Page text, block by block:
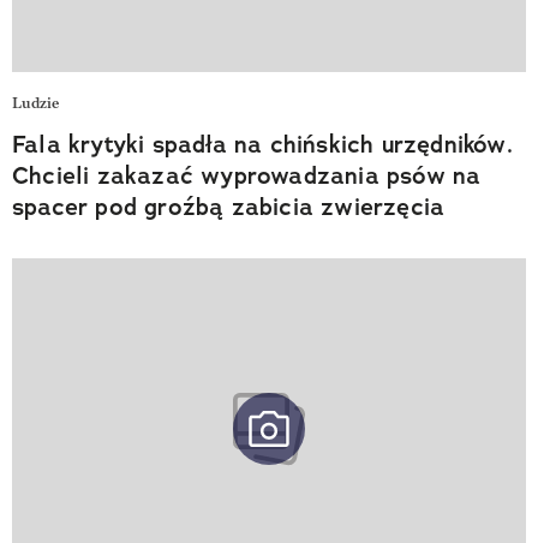
Ludzie
Fala krytyki spadła na chińskich urzędników.
Chcieli zakazać wyprowadzania psów na
spacer pod groźbą zabicia zwierzęcia